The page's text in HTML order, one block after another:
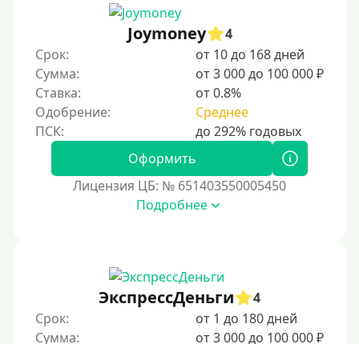
Joymoney
4
Срок:
от 10 до 168 дней
Сумма:
от 3 000 до 100 000 ₽
Ставка:
от 0.8%
Одобрение:
Среднее
Оформить
Лицензия ЦБ: № 651403550005450
Подробнее
ЭкспрессДеньги
4
Срок:
от 1 до 180 дней
Сумма:
от 3 000 до 100 000 ₽